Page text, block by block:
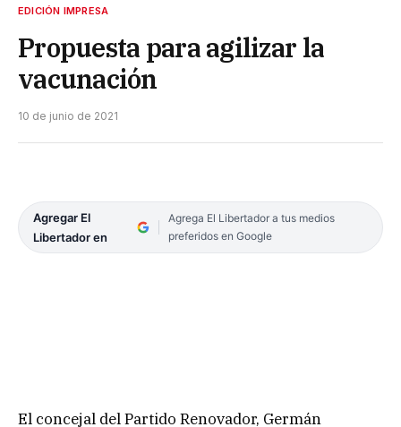
EDICIÓN IMPRESA
Propuesta para agilizar la
vacunación
10 de junio de 2021
Agregar El
Libertador en
Agrega El Libertador a tus medios
preferidos en Google
El concejal del Partido Renovador, Germán